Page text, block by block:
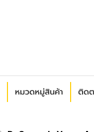
หมวดหมู่สินค้า ติด